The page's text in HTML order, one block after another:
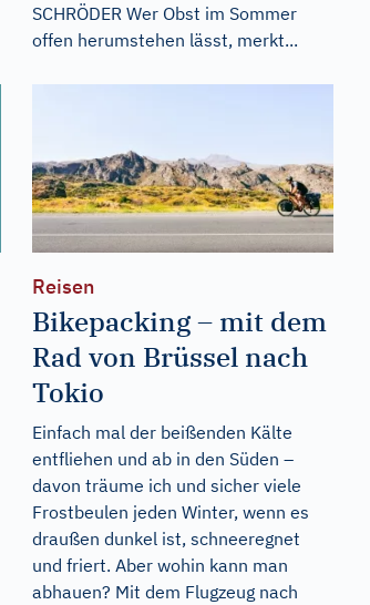
SCHRÖDER Wer Obst im Sommer
offen herumstehen lässt, merkt...
Reisen
Bikepacking – mit dem
Rad von Brüssel nach
Tokio
Einfach mal der beißenden Kälte
entfliehen und ab in den Süden –
davon träume ich und sicher viele
Frostbeulen jeden Winter, wenn es
draußen dunkel ist, schneeregnet
und friert. Aber wohin kann man
abhauen? Mit dem Flugzeug nach